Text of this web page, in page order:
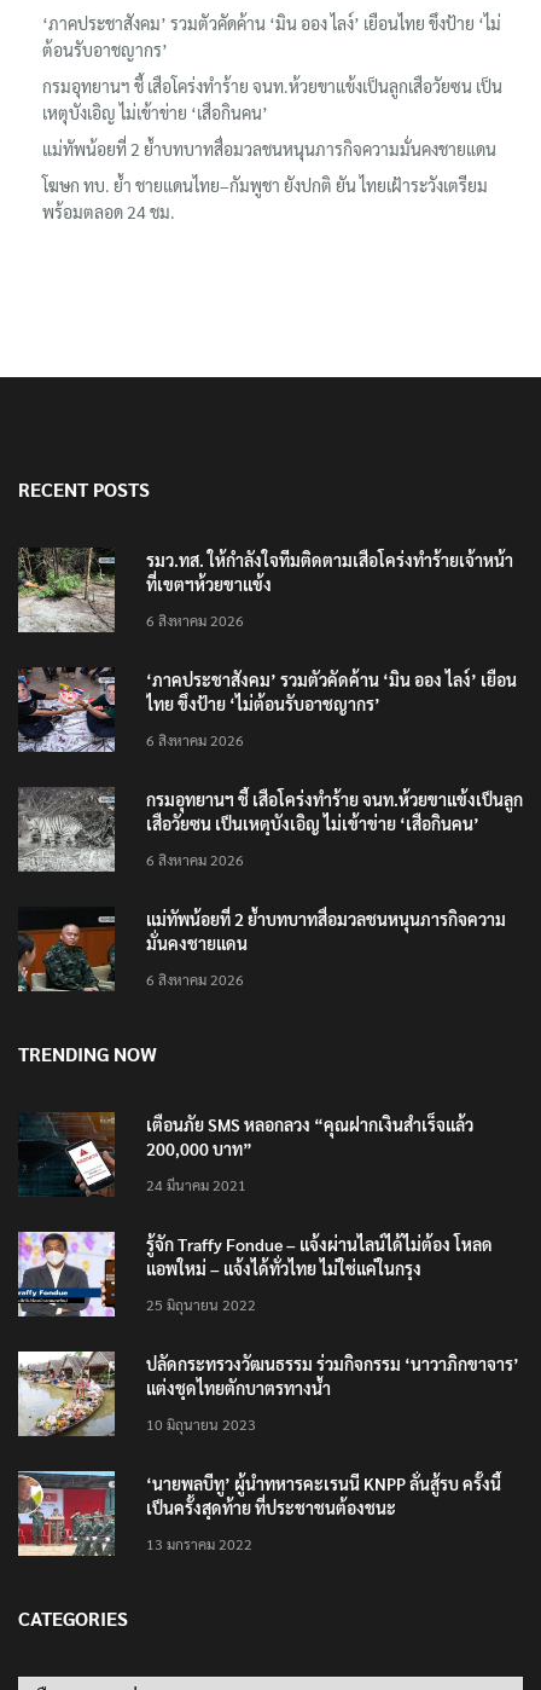
‘ภาคประชาสังคม’ รวมตัวคัดค้าน ‘มิน ออง ไลง์’ เยือนไทย ขึงป้าย ‘ไม่
ต้อนรับอาชญากร’
กรมอุทยานฯ ชี้ เสือโคร่งทำร้าย จนท.ห้วยขาแข้งเป็นลูกเสือวัยซน เป็น
เหตุบังเอิญ ไม่เข้าข่าย ‘เสือกินคน’
แม่ทัพน้อยที่ 2 ย้ำบทบาทสื่อมวลชนหนุนภารกิจความมั่นคงชายแดน
โฆษก ทบ. ย้ำ ชายแดนไทย–กัมพูชา ยังปกติ ยัน ไทยเฝ้าระวังเตรียม
พร้อมตลอด 24 ชม.
RECENT POSTS
รมว.ทส. ให้กำลังใจทีมติดตามเสือโคร่งทำร้ายเจ้าหน้า
ที่เขตฯห้วยขาแข้ง
6 สิงหาคม 2026
‘ภาคประชาสังคม’ รวมตัวคัดค้าน ‘มิน ออง ไลง์’ เยือน
ไทย ขึงป้าย ‘ไม่ต้อนรับอาชญากร’
6 สิงหาคม 2026
กรมอุทยานฯ ชี้ เสือโคร่งทำร้าย จนท.ห้วยขาแข้งเป็นลูก
เสือวัยซน เป็นเหตุบังเอิญ ไม่เข้าข่าย ‘เสือกินคน’
6 สิงหาคม 2026
แม่ทัพน้อยที่ 2 ย้ำบทบาทสื่อมวลชนหนุนภารกิจความ
มั่นคงชายแดน
6 สิงหาคม 2026
TRENDING NOW
เตือนภัย SMS หลอกลวง “คุณฝากเงินสำเร็จแล้ว
200,000 บาท”
24 มีนาคม 2021
รู้จัก Traffy Fondue – แจ้งผ่านไลน์ได้ไม่ต้อง โหลด
แอพใหม่ – แจ้งได้ทั่วไทย ไม่ใช่แค่ในกรุง
25 มิถุนายน 2022
ปลัดกระทรวงวัฒนธรรม ร่วมกิจกรรม ‘นาวาภิกขาจาร’
แต่งชุดไทยตักบาตรทางน้ำ
10 มิถุนายน 2023
‘นายพลบีทู’ ผู้นำทหารคะเรนนี KNPP ลั่นสู้รบ ครั้งนี้
เป็นครั้งสุดท้าย ที่ประชาชนต้องชนะ
13 มกราคม 2022
CATEGORIES